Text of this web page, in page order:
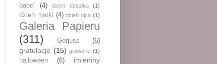
babci
(4) dzień dziadka (1)
dzień matki (4) dzień ojca (1)
Galeria Papieru
(311)
Gorjuss (6)
gratulacje (15) grawerki (1)
halloween (6)
imieniny